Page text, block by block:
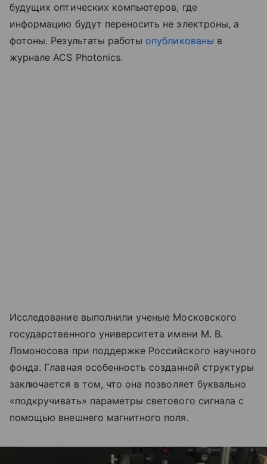
будущих оптических компьютеров, где
информацию будут переносить не электроны, а
фотоны. Результаты работы опубликованы в
журнале ACS Photonics.
Исследование выполнили ученые Московского
государственного университета имени М. В.
Ломоносова при поддержке Российского научного
фонда. Главная особенность созданной структуры
заключается в том, что она позволяет буквально
«подкручивать» параметры светового сигнала с
помощью внешнего магнитного поля.